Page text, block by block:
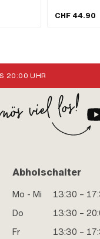
Gewindelänge:
CHF 44.90
20:00 UHR
Abholschalter
Mo - Mi
13:30 –
Do
13:30 –
Fr
13:30 –